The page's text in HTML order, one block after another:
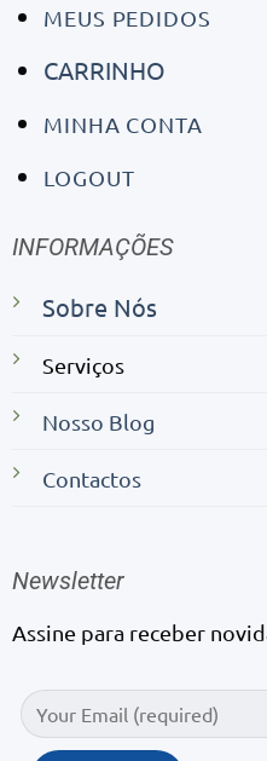
MEUS PEDIDOS
CARRINHO
MINHA CONTA
LOGOUT
INFORMAÇÕES
Sobre Nós
Serviços
Nosso Blog
Contactos
Newsletter
Assine para receber